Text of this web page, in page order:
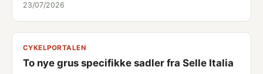
23/07/2026
CYKELPORTALEN
To nye grus specifikke sadler fra Selle Italia